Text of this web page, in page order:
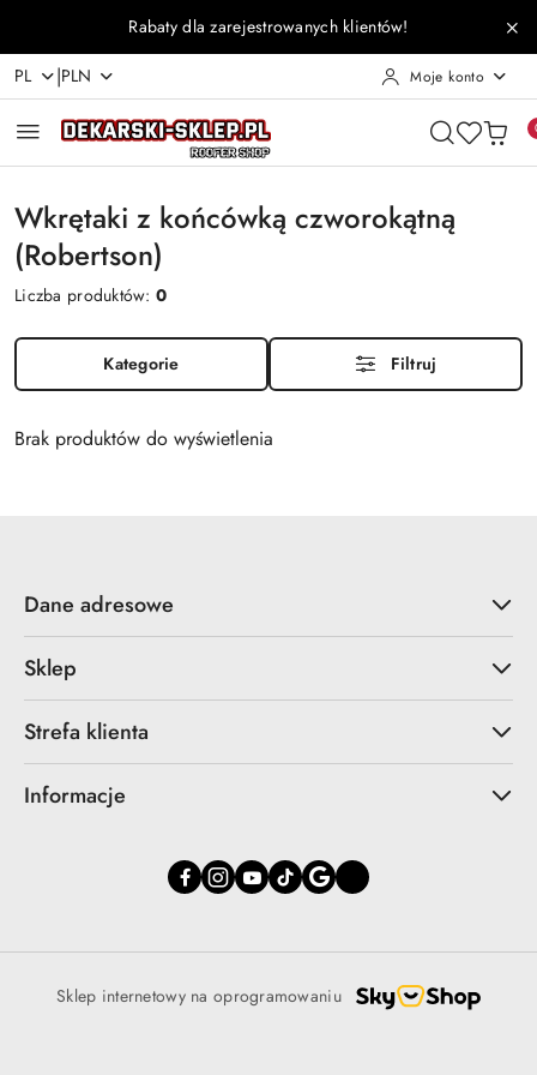
Przejdź do treści głównej
Przejdź do wyszukiwarki
Przejdź do moje konto
Przejdź do menu głównego
Przejdź do stopkiRabaty dla zarejestrowanych klientów!
PL |PLN Moje konto
Wkrętaki z końcówką czworokątną
(Robertson)
Liczba produktów:0
Kategorie Filtruj
Brak produktów do wyświetlenia
Dane adresowe
Sklep
Strefa klienta
Informacje
Sklep internetowy na oprogramowaniu